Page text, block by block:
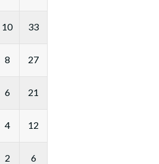
10 33
8 27
6 21
4 12
2 6